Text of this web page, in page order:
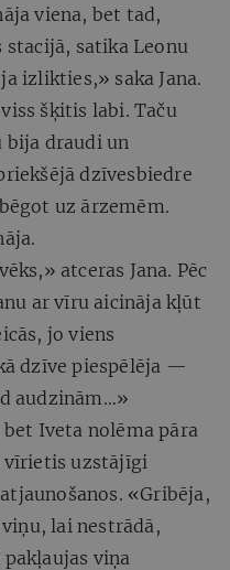
viena, bet tad,
satika Leonu
izlikties,» saka Jana.
šķitis labi. Taču
bija draudi un
dzīvesbiedre
uz ārzemēm.
atceras Jana. Pēc
ar vīru aicināja kļūt
jo viens
dzīve piespēlēja —
audzinām…»
bet Iveta nolēma pāra
vīrietis uzstājīgi
«Gribēja,
lai nestrādā,
viņa